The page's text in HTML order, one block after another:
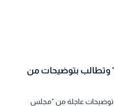
وتطالب بتوضيحات من
توضيحات عاجلة من "مجلس